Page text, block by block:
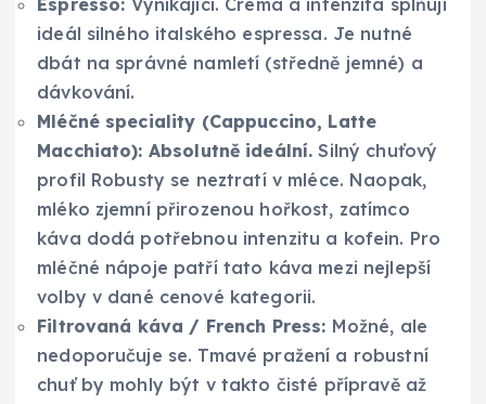
ideál silného italského espressa. Je nutné
dbát na správné namletí (středně jemné) a
dávkování.
Mléčné speciality (Cappuccino, Latte
Macchiato): Absolutně ideální. Silný chuťový
profil Robusty se neztratí v mléce. Naopak,
mléko zjemní přirozenou hořkost, zatímco
káva dodá potřebnou intenzitu a kofein. Pro
mléčné nápoje patří tato káva mezi nejlepší
volby v dané cenové kategorii.
Filtrovaná káva / French Press: Možné, ale
nedoporučuje se. Tmavé pražení a robustní
chuť by mohly být v takto čisté přípravě až